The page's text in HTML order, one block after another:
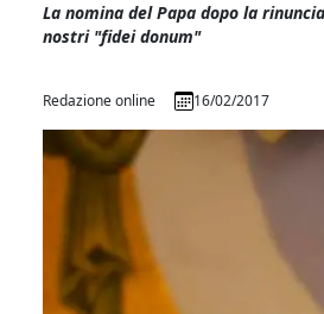
La nomina del Papa dopo la
nostri "fidei donum"
Redazione online 16/02/2017